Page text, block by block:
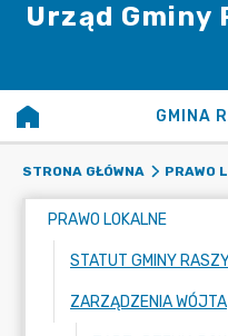
Urząd Gminy
GMINA
STRONA GŁÓWNA PRAWO
PRAWO LOKALNE
STATUT GMINY
ZARZĄDZENIA WÓJTA